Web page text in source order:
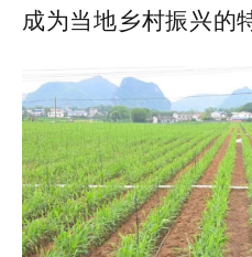
成为当地乡村振兴的